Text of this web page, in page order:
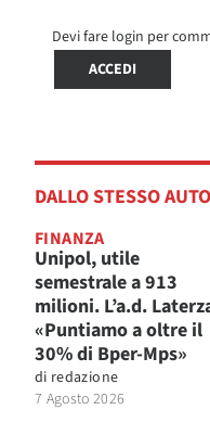
Devi fare login per
ACCEDI
DALLO STESSO
FINANZA
Unipol, utile
semestrale a 913
milioni. L’a.d.
«Puntiamo a oltre il
30% di Bper-Mps»
di redazione
7 Agosto 2026